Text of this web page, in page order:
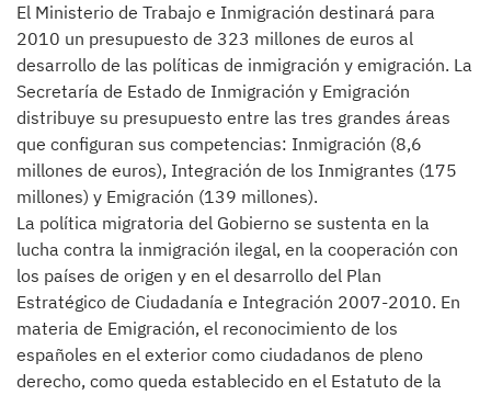
El Ministerio de Trabajo e Inmigración destinará para
2010 un presupuesto de 323 millones de euros al
desarrollo de las políticas de inmigración y emigración. La
Secretaría de Estado de Inmigración y Emigración
distribuye su presupuesto entre las tres grandes áreas
que configuran sus competencias: Inmigración (8,6
millones de euros), Integración de los Inmigrantes (175
millones) y Emigración (139 millones).
La política migratoria del Gobierno se sustenta en la
lucha contra la inmigración ilegal, en la cooperación con
los países de origen y en el desarrollo del Plan
Estratégico de Ciudadanía e Integración 2007-2010. En
materia de Emigración, el reconocimiento de los
españoles en el exterior como ciudadanos de pleno
derecho, como queda establecido en el Estatuto de la